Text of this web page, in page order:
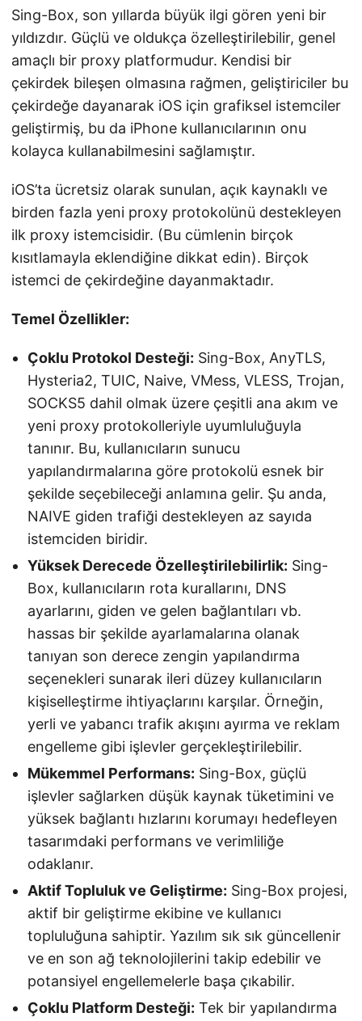
Sing-Box, son yıllarda büyük ilgi gören yeni bir
yıldızdır. Güçlü ve oldukça özelleştirilebilir, genel
amaçlı bir proxy platformudur. Kendisi bir
çekirdek bileşen olmasına rağmen, geliştiriciler bu
çekirdeğe dayanarak iOS için grafiksel istemciler
geliştirmiş, bu da iPhone kullanıcılarının onu
kolayca kullanabilmesini sağlamıştır.
iOS’ta ücretsiz olarak sunulan, açık kaynaklı ve
birden fazla yeni proxy protokolünü destekleyen
ilk proxy istemcisidir. (Bu cümlenin birçok
kısıtlamayla eklendiğine dikkat edin). Birçok
istemci de çekirdeğine dayanmaktadır.
Temel Özellikler:
Çoklu Protokol Desteği: Sing-Box, AnyTLS,
Hysteria2, TUIC, Naive, VMess, VLESS, Trojan,
SOCKS5 dahil olmak üzere çeşitli ana akım ve
yeni proxy protokolleriyle uyumluluğuyla
tanınır. Bu, kullanıcıların sunucu
yapılandırmalarına göre protokolü esnek bir
şekilde seçebileceği anlamına gelir. Şu anda,
NAIVE giden trafiği destekleyen az sayıda
istemciden biridir.
Yüksek Derecede Özelleştirilebilirlik: Sing-
Box, kullanıcıların rota kurallarını, DNS
ayarlarını, giden ve gelen bağlantıları vb.
hassas bir şekilde ayarlamalarına olanak
tanıyan son derece zengin yapılandırma
seçenekleri sunarak ileri düzey kullanıcıların
kişiselleştirme ihtiyaçlarını karşılar. Örneğin,
yerli ve yabancı trafik akışını ayırma ve reklam
engelleme gibi işlevler gerçekleştirilebilir.
Mükemmel Performans: Sing-Box, güçlü
işlevler sağlarken düşük kaynak tüketimini ve
yüksek bağlantı hızlarını korumayı hedefleyen
tasarımdaki performans ve verimliliğe
odaklanır.
Aktif Topluluk ve Geliştirme: Sing-Box projesi,
aktif bir geliştirme ekibine ve kullanıcı
topluluğuna sahiptir. Yazılım sık sık güncellenir
ve en son ağ teknolojilerini takip edebilir ve
potansiyel engellemelerle başa çıkabilir.
Çoklu Platform Desteği: Tek bir yapılandırma